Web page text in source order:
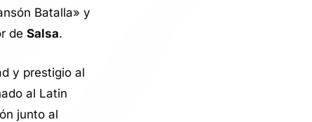
Batalla» y
de Salsa.
y prestigio al
al Latin
junto al